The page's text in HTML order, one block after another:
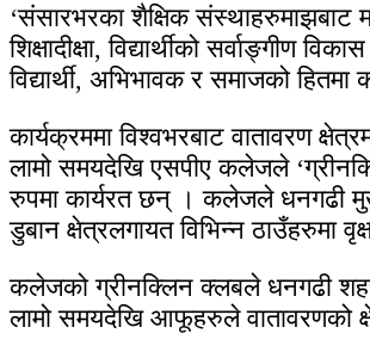
‘संसारभरका शैक्षिक संस्थाहरुमाझबाट
शिक्षादीक्षा, विद्यार्थीको सर्वाङ्गीण
विद्यार्थी, अभिभावक र समाजको
कार्यक्रममा विश्वभरबाट वातावरण
लामो समयदेखि एसपीए कलेजले
रुपमा कार्यरत छन् । कलेजले धनगढी
डुबान क्षेत्रलगायत विभिन्न ठाउँहरुमा
कलेजको ग्रीनक्लिन क्लबले धनगढी
लामो समयदेखि आफूहरुले वातावरणको